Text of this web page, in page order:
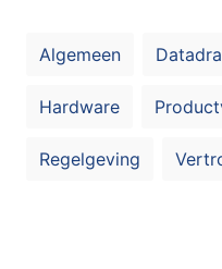
Algemeen
Hardware
Regelgeving